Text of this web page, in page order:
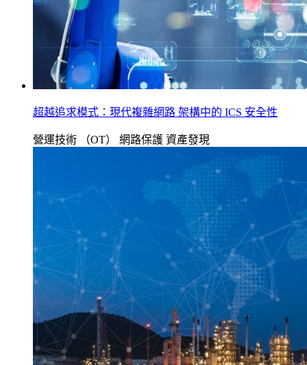
超越追求模式：現代複雜網路 架構中的 ICS 安全性
營運技術 （OT） 網路保護 資產發現